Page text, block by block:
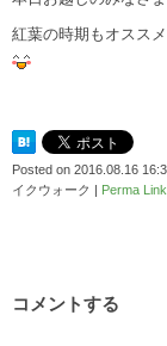
紅葉の時期もオスス
Posted on 2016.08.16
イクウォーク | Perma Link
コメントする